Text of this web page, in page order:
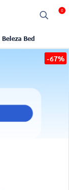
0
Bed
-67%